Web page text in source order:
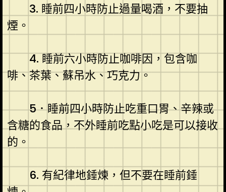
3. 睡前四小時防止過量喝酒，不要抽
煙。
4. 睡前六小時防止咖啡因，包含咖
啡、茶葉、蘇吊水、巧克力。
5．睡前四小時防止吃重口胃、辛辣或
含糖的食品，不外睡前吃點小吃是可以接收
的。
6. 有紀律地錘煉，但不要在睡前錘